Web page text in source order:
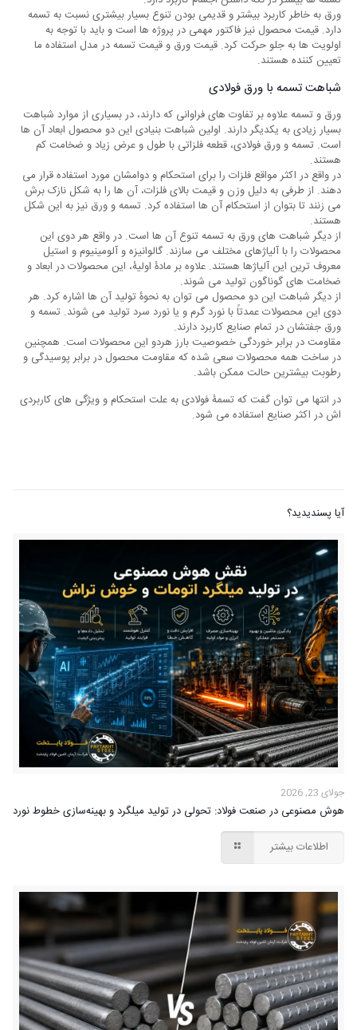
ورق به خاطر کاربرد بیشتر و قدیمی بودن تنوع بسیار بیشتری نسبت به تسمه
دارد. قیمت محصول نیز فاکتور مهمی در پروژه ‌ها است و باید با توجه به
اولویت ‌ها به جلو حرکت کرد. قیمت ورق و قیمت تسمه در مدل استفاده ما
تعیین ‌کننده هستند.
شباهت تسمه با ورق فولادی
ورق و تسمه علاوه بر تفاوت ‌های فراوانی که دارند، در بسیاری از موارد شباهت
بسیار زیادی به یکدیگر دارند. اولین شباهت بنیادی این دو محصول ابعاد آن‌ ها
است. تسمه و ورق فولادی، قطعه فلزاتی با طول و عرض زیاد و ضخامت کم
هستند.
در واقع در اکثر مواقع فلزات را برای استحکام و دوامشان مورد استفاده قرار می
‌دهند. از طرفی به دلیل وزن و قیمت بالای فلزات، آن‌ ها را به شکل نازک برش
می ‌زنند تا بتوان از استحکام آن ‌ها استفاده کرد. تسمه و ورق نیز به این شکل
هستند.
از دیگر شباهت ‌های ورق به تسمه تنوع آن‌ ها است. در واقع هر دوی این
محصولات را با آلیاژهای مختلف می ‌سازند. گالوانیزه و آلومینیوم و استیل
معروف ‌ترین این آلیاژها هستند. علاوه بر مادۀ اولیۀ، این محصولات در ابعاد و
ضخامت ‌های گوناگون تولید می‌ شوند.
از دیگر شباهت این دو محصول می ‌توان به نحوۀ تولید آن ‌ها اشاره کرد. هر
دوی این محصولات عمدتاً با نورد گرم و یا نورد سرد تولید می ‌شوند. تسمه و
ورق جفتشان در تمام صنایع کاربرد دارند.
مقاومت در برابر خوردگی خصوصیت بارز هردو این محصولات است. همچنین
در ساخت همه محصولات سعی شده که مقاومت محصول در برابر پوسیدگی و
رطوبت بیشترین حالت ممکن باشد.
در انتها می ‌توان گفت که تسمۀ فولادی به علت استحکام و ویژگی‌ های کاربردی‌
اش در اکثر صنایع استفاده می‌ شود.
آیا پسندیدید؟
جولای 23, 2026
هوش مصنوعی در صنعت فولاد: تحولی در تولید میلگرد و بهینه‌سازی خطوط نورد
اطلاعات بیشتر